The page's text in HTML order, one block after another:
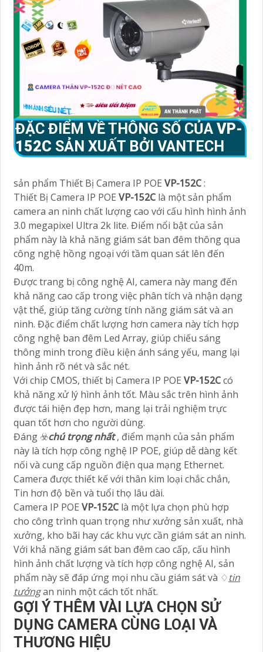
ĐẶC ĐIỂM VỀ THÔNG SỐ CỦA VP-
152C SẢN XUẤT BỞI VANTECH
sản phẩm Thiết Bị Camera IP POE VP-152C:
Thiết Bị Camera IP POE VP-152C là một sản phẩm
camera an ninh chất lượng cao với cấu hình hình ảnh
3.0 megapixel Ultra 2k lite. Điểm nổi bật của sản
phẩm này là khả năng giám sát ban đêm thông qua
công nghệ hồng ngoại với tầm quan sát lên đến
40m.
Được trang bị công nghệ AI, camera này mang đến
khả năng cao cấp trong việc phân tích và nhận dạng
vật thể, giúp tăng cường tính năng giám sát và an
ninh. Đặc điểm chất lượng hơn camera này tích hợp
công nghệ ban đêm Led Array, giúp chiếu sáng
thông minh trong điều kiện ánh sáng yếu, mang lại
hình ảnh rõ nét và sắc nét.
Với chip CMOS, thiết bị Camera IP POE VP-152Ccó
khả năng xử lý hình ảnh tốt. Màu sắc trên hình ảnh
được tái hiện đẹp hơn, mang lại trải nghiệm trực
quan tốt hơn cho người dùng.
Đáng ☣️chú trọng nhất, điểm mạnh của sản phẩm
này là tích hợp công nghệ IP POE, giúp dễ dàng kết
nối và cung cấp nguồn điện qua mạng Ethernet.
Camera được thiết kế với thân kim loại chắc chắn,
Tin hơn độ bền và tuổi thọ lâu dài.
Camera IP POE VP-152C là một lựa chọn phù hợp
cho công trình quan trọng như xưởng sản xuất, nhà
xưởng, kho bãi hay các khu vực cần giám sát an ninh.
Với khả năng giám sát ban đêm cao cấp, cấu hình
hình ảnh chất lượng và tích hợp công nghệ AI, sản
phẩm này sẽ đáp ứng mọi nhu cầu giám sát và ♢tin
tưởngan ninh một cách tốt nhất.
GỢI Ý THÊM VÀI LỰA CHỌN SỬ
DỤNG CAMERA CÙNG LOẠI VÀ
THƯƠNG HIỆU